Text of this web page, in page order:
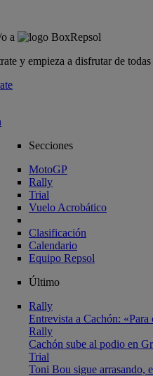
a
y empieza a disfrutar de
Secciones
MotoGP
Rally
Trial
Vuelo Acrobático
Clasificación
Calendario
Equipo Repsol
Último
Rally
Entrevista a Cachón:
Rally
Cachón sube al podio en
Trial
Toni Bou sigue arrasando,